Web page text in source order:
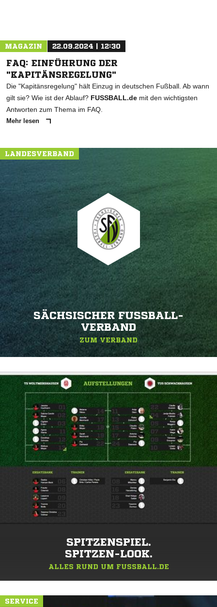
MAGAZIN 22.09.2024 | 12:30
FAQ: EINFÜHRUNG DER
"KAPITÄNSREGELUNG"
Die "Kapitänsregelung" hält Einzug in deutschen Fußball. Ab wann
gilt sie? Wie ist der Ablauf? FUSSBALL.de mit den wichtigsten
Antworten zum Thema im FAQ.
Mehr lesen
LANDESVERBAND
SÄCHSISCHER FUSSBALL-V
ERBAND
ZUM VERBAND
SPITZENSPIEL.
SPITZEN-LOOK.
ALLES RUND UM FUSSBALL.DE
SERVICE